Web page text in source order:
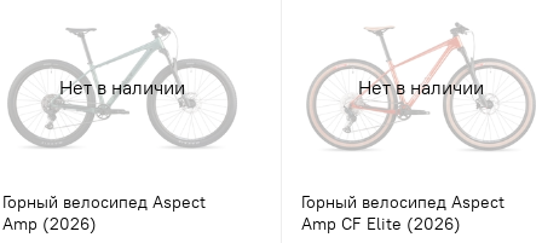
Нет в наличии
Горный велосипед Aspect
Amp (2026)
Нет в наличии
Горный велосипед Aspect
Amp CF Elite (2026)